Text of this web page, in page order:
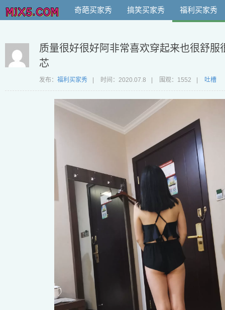
奇葩买家秀 搞笑买家秀 福利买家秀
质量很好很好阿非常喜欢穿起来也很舒服
芯
发布： 福利买家秀 时间： 2020.07.8 围观：1552 吐槽